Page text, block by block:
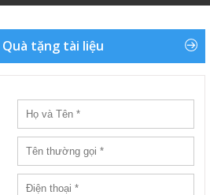
Quà tặng tài liệu